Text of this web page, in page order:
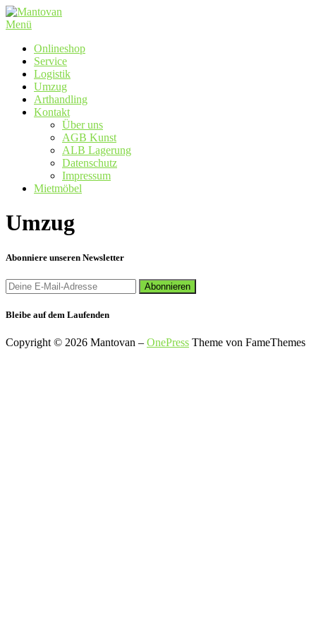
Zum
Inhalt
Menü
Onlineshop
Service
Logistik
Umzug
Arthandling
Kontakt
Über uns
AGB Kunst
ALB Lagerung
Datenschutz
Impressum
Mietmöbel
Umzug
Abonniere unseren Newsletter
Bleibe auf dem Laufenden
Copyright © 2026 Mantovan – OnePress Theme von FameThemes